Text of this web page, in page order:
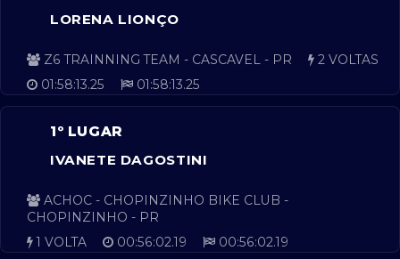
LORENA LIONÇO
Z6 TRAINNING TEAM - CASCAVEL - PR
2 VOLTAS
01:58:13.25
01:58:13.25
1º LUGAR
IVANETE DAGOSTINI
ACHOC - CHOPINZINHO BIKE CLUB -
CHOPINZINHO - PR
1 VOLTA
00:56:02.19 00:56:02.19